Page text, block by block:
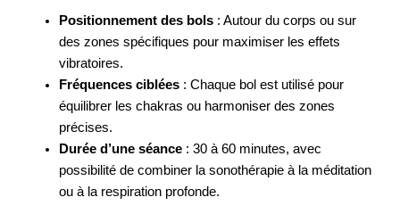
Positionnement des bols : Autour du corps ou sur
des zones spécifiques pour maximiser les effets
vibratoires.
Fréquences ciblées : Chaque bol est utilisé pour
équilibrer les chakras ou harmoniser des zones
précises.
Durée d’une séance : 30 à 60 minutes, avec
possibilité de combiner la sonothérapie à la méditation
ou à la respiration profonde.